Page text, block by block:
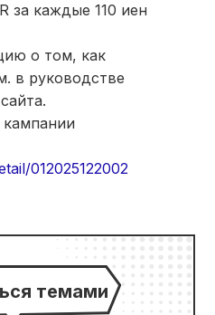
за каждые 110 иен
о том, как
в руководстве
012025122002
темами